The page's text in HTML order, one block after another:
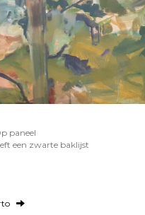
paneel
een zwarte baklijst